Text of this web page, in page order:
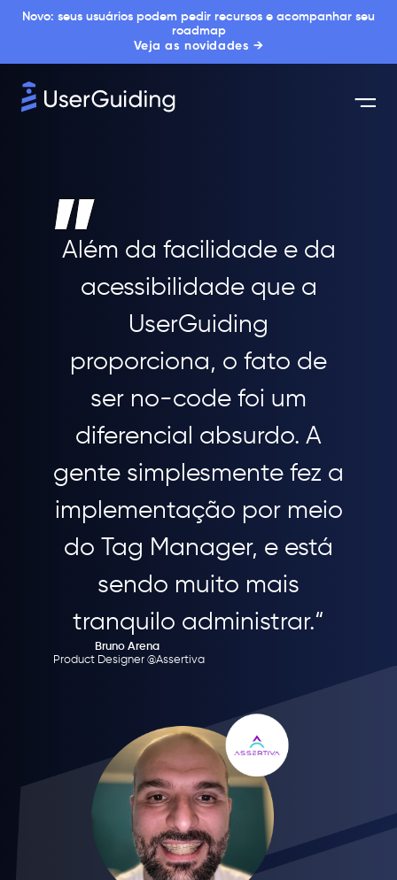
Novo: seus usuários podem pedir recursos e acompanhar seu
roadmap
Veja as novidades →
Além da facilidade e da
acessibilidade que a
UserGuiding
proporciona, o fato de
ser no-code foi um
diferencial absurdo. A
gente simplesmente fez a
implementação por meio
do Tag Manager, e está
sendo muito mais
tranquilo administrar.“
Bruno Arena
Product Designer @Assertiva